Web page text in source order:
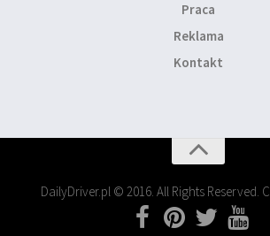
Praca
Reklama
Kontakt
DailyDriver.pl © 2016. All Rights Reserved.